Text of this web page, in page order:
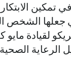
تمكين
جعلها الشخص
لقيادة مايو
الرعاية